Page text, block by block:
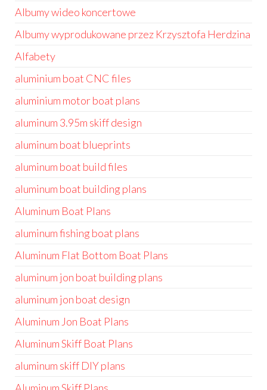
Albumy wideo koncertowe
Albumy wyprodukowane przez Krzysztofa Herdzina
Alfabety
aluminium boat CNC files
aluminium motor boat plans
aluminum 3.95m skiff design
aluminum boat blueprints
aluminum boat build files
aluminum boat building plans
Aluminum Boat Plans
aluminum fishing boat plans
Aluminum Flat Bottom Boat Plans
aluminum jon boat building plans
aluminum jon boat design
Aluminum Jon Boat Plans
Aluminum Skiff Boat Plans
aluminum skiff DIY plans